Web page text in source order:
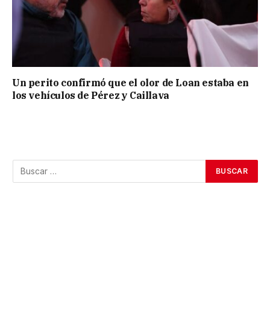
Un perito confirmó que el olor de Loan estaba en
los vehículos de Pérez y Caillava